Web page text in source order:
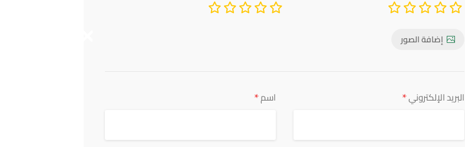
إضافة الصور
اسم* البريد الإلكتروني*